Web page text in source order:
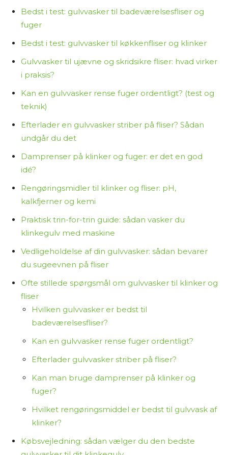
Bedst i test: gulvvasker til badeværelsesfliser og
fuger
Bedst i test: gulvvasker til køkkenfliser og klinker
Gulvvasker til ujævne og skridsikre fliser: hvad virker
i praksis?
Kan en gulvvasker rense fuger ordentligt? (test og
teknik)
Efterlader en gulvvasker striber på fliser? Sådan
undgår du det
Damprenser på klinker og fuger: er det en god
idé?
Rengøringsmidler til klinker og fliser: pH,
kalkfjerner og kemi
Praktisk trin-for-trin guide: sådan vasker du
klinkegulv med maskine
Vedligeholdelse af din gulvvasker: sådan bevarer
du sugeevnen på fliser
Ofte stillede spørgsmål om gulvvasker til klinker og
fliser
Hvilken gulvvasker er bedst til
badeværelsesfliser?
Kan en gulvvasker rense fuger ordentligt?
Efterlader gulvvasker striber på fliser?
Kan man bruge damprenser på klinker og
fuger?
Hvilket rengøringsmiddel er bedst til gulvvask af
klinker?
Købsvejledning: sådan vælger du den bedste